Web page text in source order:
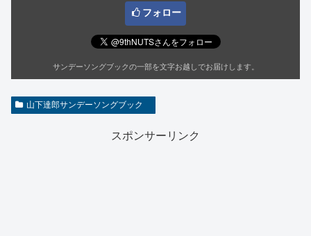
フォロー
サンデーソングブックの一部を文字お越しでお届けします。
山下達郎サンデーソングブック
スポンサーリンク